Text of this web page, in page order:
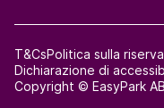
Copyright © EasyPark
T&CsPolitica sulla
Dichiarazione di